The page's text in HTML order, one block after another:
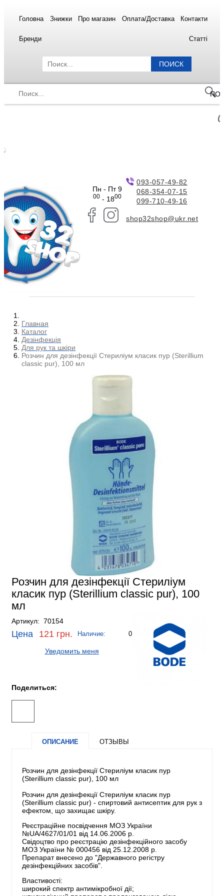
Головна Знижки Про магазин Оплата/Доставка Контакти
Бренди Статті
ПОИСК
Пн - Пт 9
00- 1800
093-057-49-82
068-354-07-15
099-710-49-16
shop32shop@ukr.net
Главная
Каталог
Дезінфекція
Для рук та шкіри
Розчин для дезінфекції Стериліум класик пур (Sterillium
classic pur), 100 мл
Розчин для дезінфекції Стериліум
класик пур (Sterillium classic pur), 100
мл
Артикул: 70154
Цена 121 грн. Наличие: 0
Уведомить меня
Поделиться:
ОПИСАНИЕ ОТЗЫВЫ
Розчин для дезінфекції Стериліум класик пур
(Sterillium classic pur), 100 мл
Розчин для дезінфекції Стериліум класик пур
(Sterillium classic pur) - спиртовий антисептик для рук з
ефектом, що захищає шкіру.
Реєстраційне посвідчення МОЗ України
№UA/4627/01/01 від 14.06.2006 р.
Свідоцтво про реєстрацію дезінфекційного засобу
МОЗ України № 000456 від 25.12.2008 р.
Препарат внесено до "Державного регістру
дезінфекційних засобів".
Властивості:
широкий спектр антимікробної дії;